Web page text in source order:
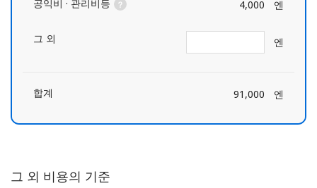
공익비 · 관리비등 4,000 엔
그 외 엔
합계 91,000 엔
그 외 비용의 기준